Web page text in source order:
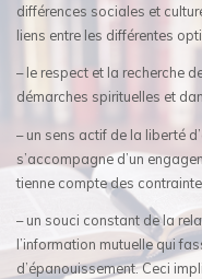
différences sociales et
liens entre les différentes
– le respect et la recherche
démarches spirituelles et
– un sens actif de la liberté
s’accompagne d’un
tienne compte des
– un souci constant de la
l’information mutuelle qui
d’épanouissement. Ceci